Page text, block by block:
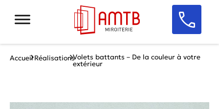
AccueilRéalisationsVolets battants – De la couleur à votre
extérieur